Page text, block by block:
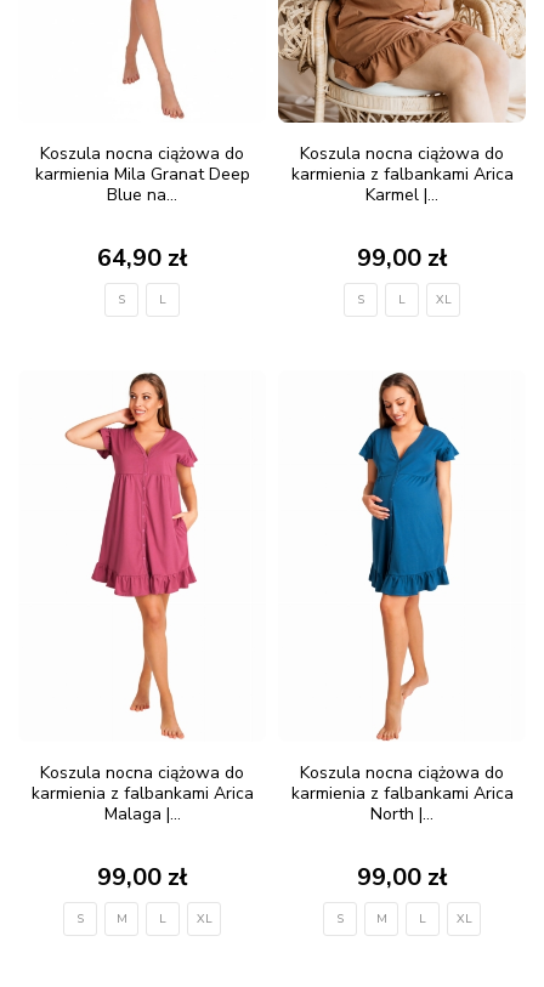
Koszula nocna ciążowa do
karmienia Mila Granat Deep
Blue na...
64,90 zł
S L
Koszula nocna ciążowa do
karmienia z falbankami Arica
Karmel |...
99,00 zł
S L XL
Koszula nocna ciążowa do
karmienia z falbankami Arica
Malaga |...
99,00 zł
S M L XL
Koszula nocna ciążowa do
karmienia z falbankami Arica
North |...
99,00 zł
S M L XL